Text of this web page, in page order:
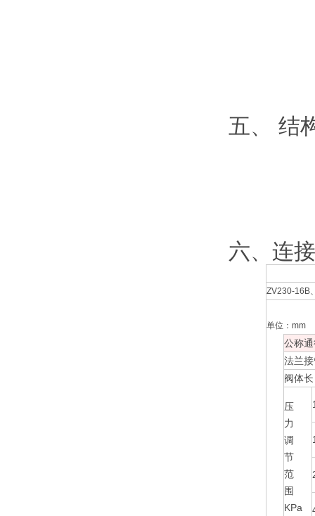
五、 结
六、连
ZV230-16B
单位：mm
公称
法兰
阀体
压
力
调
节
范
围
KPa